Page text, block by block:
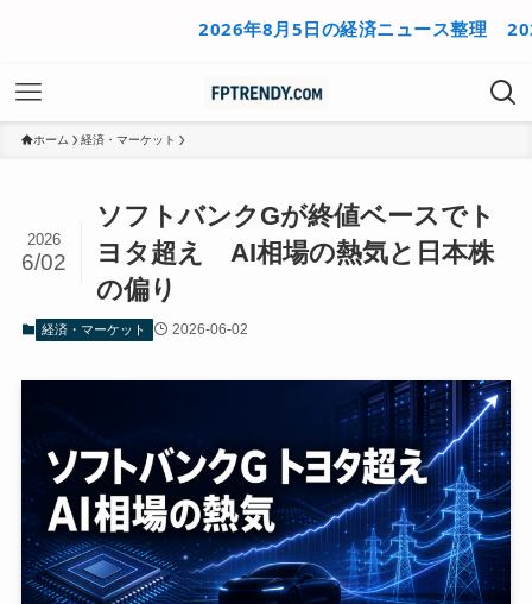
2026年8月5日の経済ニュース整理 2026年8
ホーム 経済・マーケット
ソフトバンクGが終値ベースでト
ヨタ超え AI相場の熱気と日本株
の偏り
2026
6/02
経済・マーケット 2026-06-02